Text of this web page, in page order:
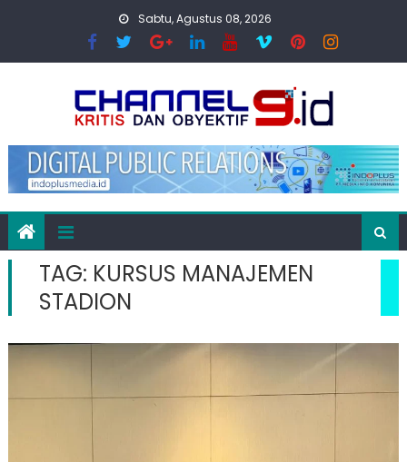
Sabtu, Agustus 08, 2026
TAG: KURSUS MANAJEMEN
STADION